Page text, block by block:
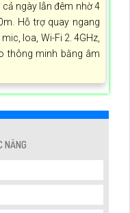
ngày lẫn đêm nhờ 4
Hỗ trợ quay ngang
loa, Wi-Fi 2. 4GHz,
thông minh bằng âm
NĂNG